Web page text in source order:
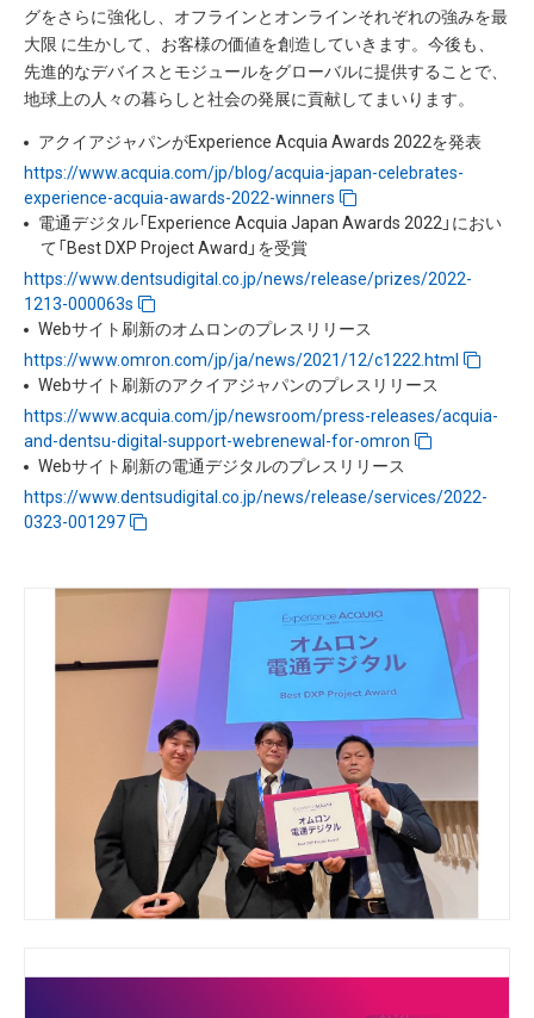
グをさらに強化し、オフラインとオンラインそれぞれの強みを最
大限 に生かして、お客様の価値を創造していきます。今後も、
先進的なデバイスとモジュールをグローバルに提供することで、
地球上の人々の暮らしと社会の発展に貢献してまいります。
アクイアジャパンがExperience Acquia Awards 2022を発表
https://www.acquia.com/jp/blog/acquia-japan-celebrates-
experience-acquia-awards-2022-winners
電通デジタル「Experience Acquia Japan Awards 2022」におい
て「Best DXP Project Award」を受賞
https://www.dentsudigital.co.jp/news/release/prizes/2022-
1213-000063s
Webサイト刷新のオムロンのプレスリリース
https://www.omron.com/jp/ja/news/2021/12/c1222.html
Webサイト刷新のアクイアジャパンのプレスリリース
https://www.acquia.com/jp/newsroom/press-releases/acquia-
and-dentsu-digital-support-webrenewal-for-omron
Webサイト刷新の電通デジタルのプレスリリース
https://www.dentsudigital.co.jp/news/release/services/2022-
0323-001297